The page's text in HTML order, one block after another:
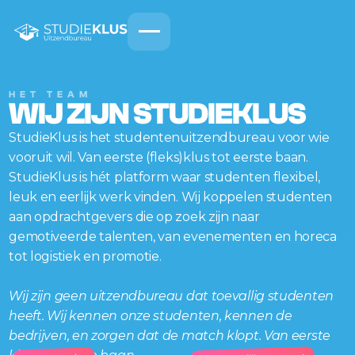
HET TEAM
WIJ ZIJN STUDIEKLUS
StudieKlus is het studentenuitzendbureau voor wie
vooruit wil. Van eerste (fleks)klus tot eerste baan.
StudieKlus is hét platform waar studenten flexibel,
leuk en eerlijk werk vinden. Wij koppelen studenten
aan opdrachtgevers die op zoek zijn naar
gemotiveerde talenten, van evenementen en horeca
tot logistiek en promotie.
Wij zijn geen uitzendbureau dat toevallig studenten
heeft. Wij kennen onze studenten, kennen de
bedrijven, en zorgen dat de match klopt. Van eerste